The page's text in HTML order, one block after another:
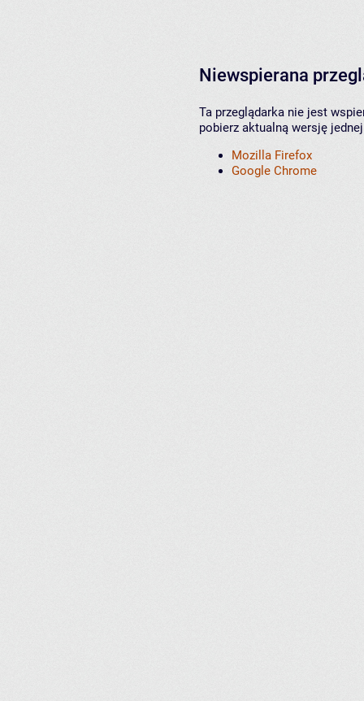
Niewspierana
Ta przeglądarka nie jest
pobierz aktualną wersję
Mozilla Firefox
Google Chrome